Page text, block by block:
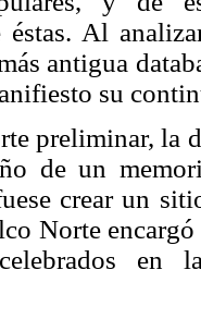
éstas. Al
antigua
su
preliminar, la
de un
crear un
Norte
en